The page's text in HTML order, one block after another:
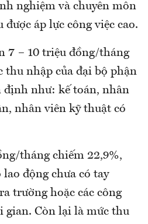
nghiệm và chuyên môn
áp lực công việc cao.
7 – 10 triệu đồng/tháng
thu nhập của đại bộ phận
định như: kế toán, nhân
nhân viên kỹ thuật có
tháng chiếm 22,9%,
động chưa có tay
trường hoặc các công
gian. Còn lại là mức thu